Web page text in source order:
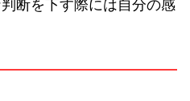
断を下す際には自分の感